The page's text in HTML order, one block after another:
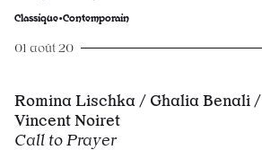
Classique•Contemporain
01 août 20
Romina Lischka / Ghalia Benali /
Vincent Noiret
Call to Prayer